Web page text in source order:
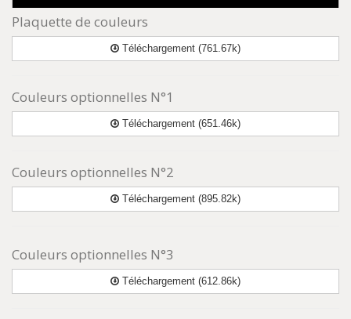
Plaquette de couleurs
Téléchargement (761.67k)
Couleurs optionnelles N°1
Téléchargement (651.46k)
Couleurs optionnelles N°2
Téléchargement (895.82k)
Couleurs optionnelles N°3
Téléchargement (612.86k)